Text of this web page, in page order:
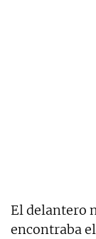
El delantero
encontraba